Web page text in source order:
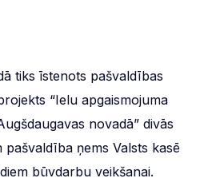
tiks īstenots pašvaldības
“Ielu apgaismojuma
novadā” divās
pašvaldība ņems Valsts kasē
būvdarbu veikšanai.